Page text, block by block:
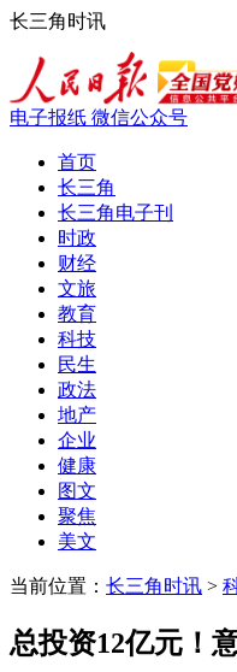
长三角时讯
电子报纸 微信公众号
首页
长三角
长三角电子刊
时政
财经
文旅
教育
科技
民生
政法
地产
企业
健康
图文
聚焦
美文
当前位置： 长三角时讯 >
总投资12亿元！